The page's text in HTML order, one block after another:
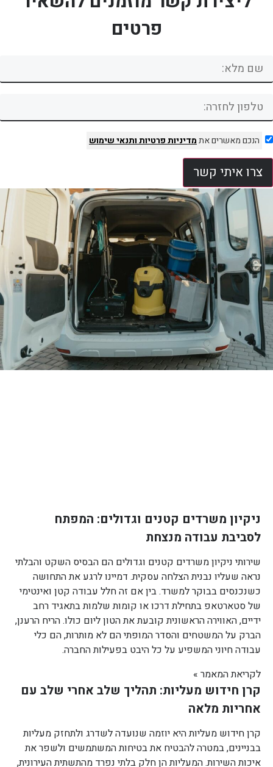
פרטים
הנכם מאשרים אתמדיניות פרטיותותנאי שימוש
צרו איתי קשר
ניקיון משרדים קטנים וגדולים: המפתח
לסביבת עבודה מנצחת
שירותי ניקיון משרדים קטנים וגדולים הם הבסיס השקט והבלתי
נראה שעליו נבנית הצלחה עסקית. דמיינו לרגע את התחושה
כשנכנסים בבוקר למשרד. בין אם זה חלל עבודה קטן ואינטימי
של סטארטאפ בתחילת דרכו או קומות שלמות בתאגיד רחב
ידיים, האווירה הראשונית קובעת את הטון ליום כולו. הריח הרענן,
הברק על המשטחים והסדר המופתי הם לא מותרות, הם כלי
עבודה חיוני המשפיע על כל היבט בפעילות החברה.
לקריאת המאמר »
קרן חידוש מעליות: תהליך שלב אחרי שלב עם
אחריות מלאה
קרן חידוש מעליות היא יוזמה שנועדה לשדרג ולתחזק מעליות
בבניינים, במטרה להבטיח את בטיחות המשתמשים ולשפר את
איכות השירות. המעליות הן חלק בלתי נפרד מהתשתית העירונית,